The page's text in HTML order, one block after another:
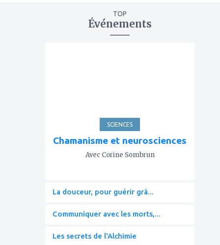
TOP
Événements
SCIENCES
Chamanisme et neurosciences
Avec Corine Sombrun
La douceur, pour guérir grâ...
Communiquer avec les morts,...
Les secrets de l'Alchimie